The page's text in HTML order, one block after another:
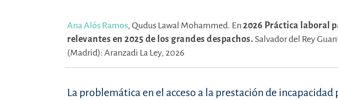
Ana Alós Ramos, Qudus Lawal Mohammed. En 2026 Práctica laboral
relevantes en 2025 de los grandes despachos. Salvador del Rey
(Madrid): Aranzadi La Ley, 2026
La problemática en el acceso a la prestación de